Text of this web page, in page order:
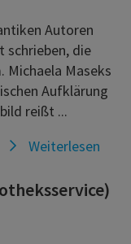
Autoren
schrieben, die
Michaela Maseks
Aufklärung
reißt ...
Weiterlesen